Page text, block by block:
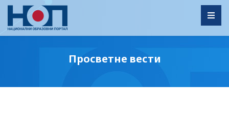
Просветне вести